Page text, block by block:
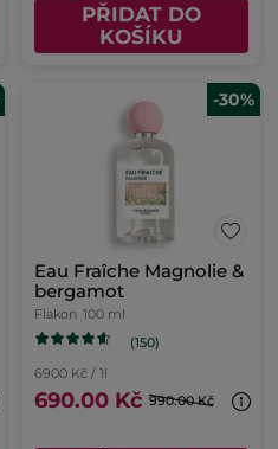
PŘIDAT DO
KOŠÍKU
-30%
Eau Fraîche Magnolie &
bergamot
Flakon 100 ml
(150)
6900 Kč / 1l
690.00 Kč 990.00 Kč